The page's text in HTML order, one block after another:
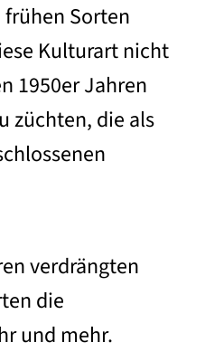
Sorten
Kulturart nicht
1950er Jahren
züchten, die als
verdrängten
die
und mehr.